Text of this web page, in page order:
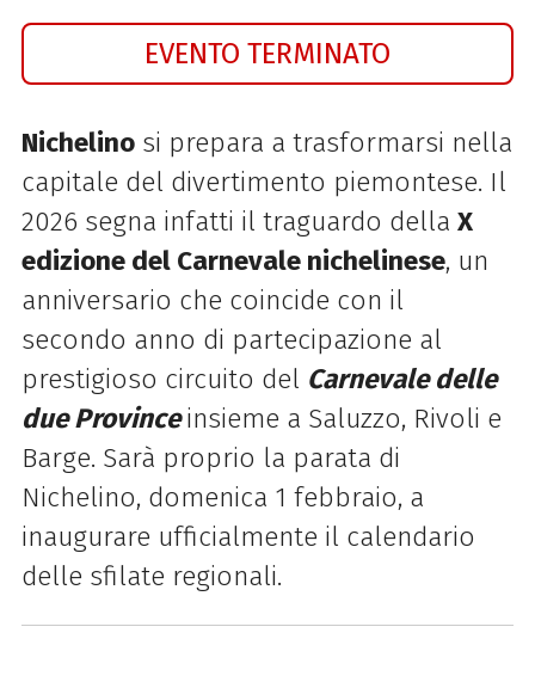
EVENTO TERMINATO
Nichelinosi prepara a trasformarsi nella
capitale del divertimento piemontese. Il
2026 segna infatti il traguardo della X
edizione del Carnevale nichelinese, un
anniversario che coincide con il
secondo anno di partecipazione al
prestigioso circuito del Carnevale delle
due Provinceinsieme a Saluzzo, Rivoli e
Barge. Sarà proprio la parata di
Nichelino, domenica 1 febbraio, a
inaugurare ufficialmente il calendario
delle sfilate regionali.